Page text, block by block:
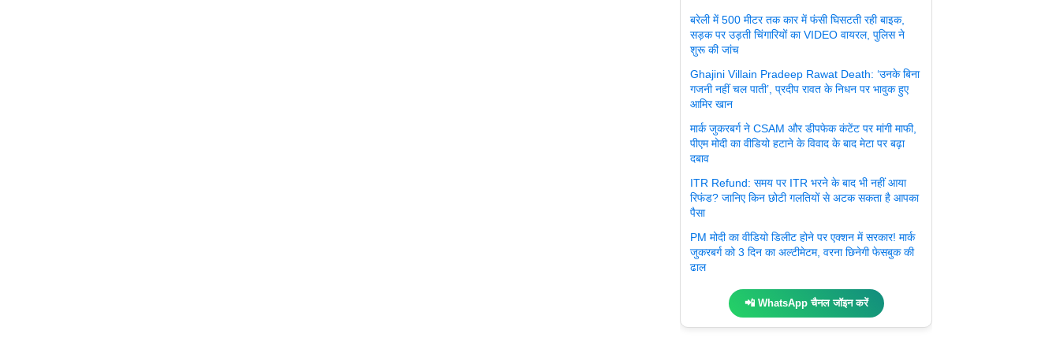
बरेली में 500 मीटर तक कार में फंसी घिसटती रही बाइक,
सड़क पर उड़ती चिंगारियों का VIDEO वायरल, पुलिस ने
शुरू की जांच
Ghajini Villain Pradeep Rawat Death: ‘उनके बिना
गजनी नहीं चल पाती’, प्रदीप रावत के निधन पर भावुक हुए
आमिर खान
मार्क जुकरबर्ग ने CSAM और डीपफेक कंटेंट पर मांगी माफी,
पीएम मोदी का वीडियो हटाने के विवाद के बाद मेटा पर बढ़ा
दबाव
ITR Refund: समय पर ITR भरने के बाद भी नहीं आया
रिफंड? जानिए किन छोटी गलतियों से अटक सकता है आपका
पैसा
PM मोदी का वीडियो डिलीट होने पर एक्शन में सरकार! मार्क
जुकरबर्ग को 3 दिन का अल्टीमेटम, वरना छिनेगी फेसबुक की
ढाल
📲 WhatsApp चैनल जॉइन करें